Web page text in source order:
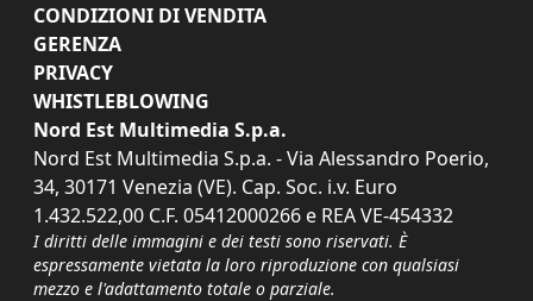
CONDIZIONI DI VENDITA
GERENZA
PRIVACY
WHISTLEBLOWING
Nord Est Multimedia S.p.a.
Nord Est Multimedia S.p.a. - Via Alessandro Poerio,
34, 30171 Venezia (VE). Cap. Soc. i.v. Euro
1.432.522,00 C.F. 05412000266 e REA VE-454332
I diritti delle immagini e dei testi sono riservati. È
espressamente vietata la loro riproduzione con qualsiasi
mezzo e l'adattamento totale o parziale.